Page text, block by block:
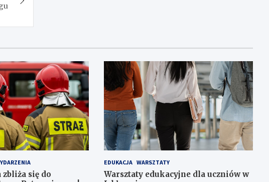
zbliża się do
EDUKACJA WARSZTATY
Warsztaty edukacyjne dla uczniów w